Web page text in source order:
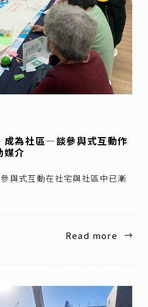
成為社區—談參與式互動作
媒介
與式互動在社宅與社區中已漸
Read more